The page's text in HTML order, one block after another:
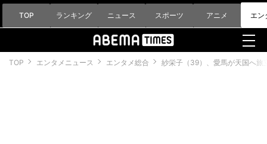
TOP ランキング ニュース スポーツ アニメ エン
TOP エンタメニュース エンタメ総合 紗栄子（39）、愛馬が天国へ旅